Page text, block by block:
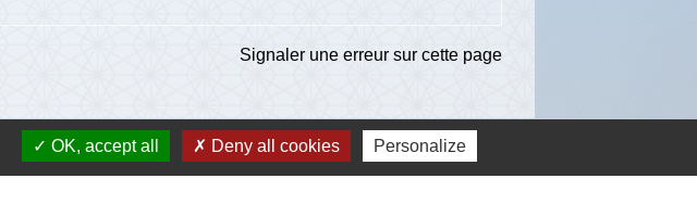
Signaler une erreur sur cette page
OK, accept all Deny all cookies Personalize